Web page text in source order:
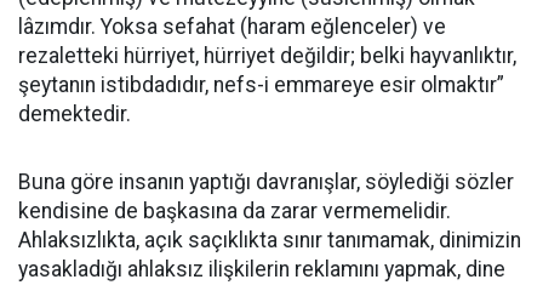
lâzımdır. Yoksa sefahat (haram eğlenceler) ve
rezaletteki hürriyet, hürriyet değildir; belki hayvanlıktır,
şeytanın istibdadıdır, nefs-i emmareye esir olmaktır”
demektedir.
Buna göre insanın yaptığı davranışlar, söylediği sözler
kendisine de başkasına da zarar vermemelidir.
Ahlaksızlıkta, açık saçıklıkta sınır tanımamak, dinimizin
yasakladığı ahlaksız ilişkilerin reklamını yapmak, dine